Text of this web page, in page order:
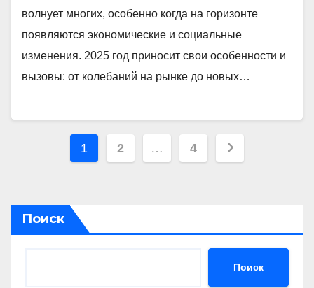
волнует многих, особенно когда на горизонте
появляются экономические и социальные
изменения. 2025 год приносит свои особенности и
вызовы: от колебаний на рынке до новых…
Пагинация
1 2 … 4
Поиск
Поиск